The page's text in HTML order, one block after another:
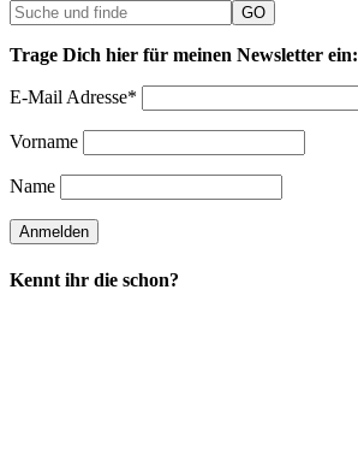
Trage Dich hier für meinen Newsletter ein:
E-Mail Adresse*
Vorname
Name
Kennt ihr die schon?